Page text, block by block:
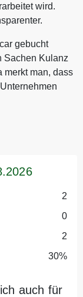
wird.
gebucht
Sachen Kulanz
merkt man, dass
2
0
2
30%
auch für